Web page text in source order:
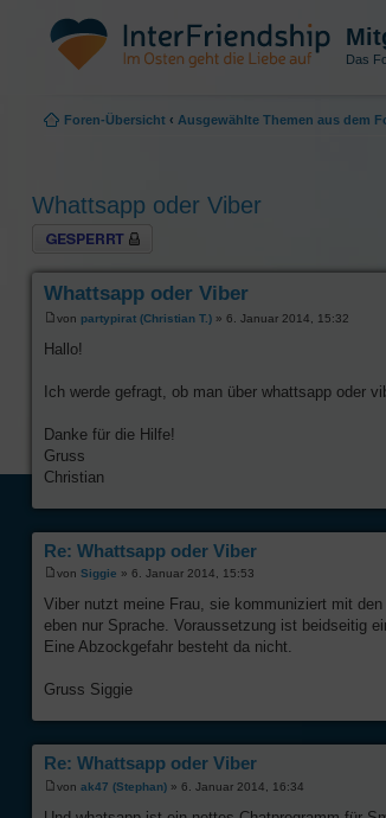
Das
Foren-Übersicht ‹ Ausgewählte Themen aus dem
Whattsapp oder Viber
Thema gesperrt
Whattsapp oder Viber
von partypirat (Christian T.) » 6. Januar 2014, 15:32
Hallo!
Ich werde gefragt, ob man über whattsapp oder
Danke für die Hilfe!
Gruss
Christian
Re: Whattsapp oder Viber
von Siggie » 6. Januar 2014, 15:53
Viber nutzt meine Frau, sie kommuniziert mit
eben nur Sprache. Voraussetzung ist beidseitig
Eine Abzockgefahr besteht da nicht.
Gruss Siggie
Re: Whattsapp oder Viber
von ak47 (Stephan) » 6. Januar 2014, 16:34